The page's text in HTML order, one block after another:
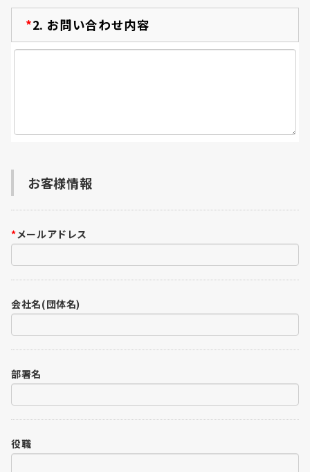
*2. お問い合わせ内容
お客様情報
*メールアドレス
会社名(団体名)
部署名
役職